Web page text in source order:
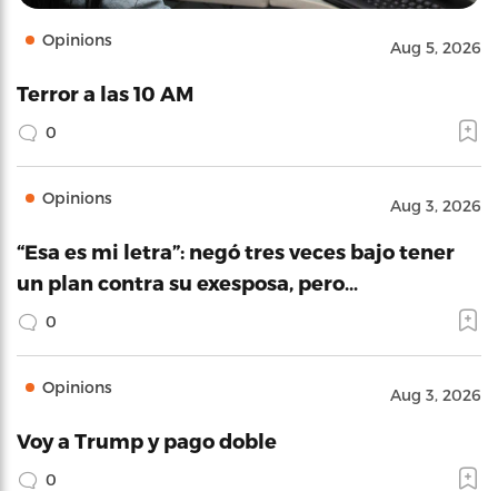
Opinions Aug 5, 2026
Terror a las 10 AM
0
Opinions Aug 3, 2026
“Esa es mi letra”: negó tres veces bajo tener
un plan contra su exesposa, pero…
0
Opinions Aug 3, 2026
Voy a Trump y pago doble
0